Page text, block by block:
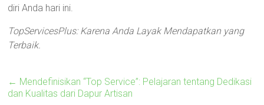
diri Anda hari ini.
TopServicesPlus: Karena Anda Layak Mendapatkan yang
Terbaik.
← Mendefinisikan “Top Service”: Pelajaran tentang Dedikasi
dan Kualitas dari Dapur Artisan